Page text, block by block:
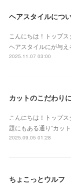
ヘアスタイルにつ
こんにちは！トップ
ヘアスタイルにが与
2025.11.07 03:00
カットのこだわり
こんにちは！トップ
題にもある通り”カッ
2025.09.05 01:28
ちょこっとウルフ